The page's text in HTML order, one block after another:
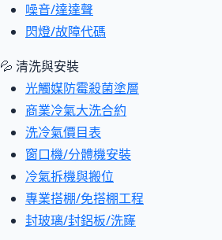
噪音/達達聲
閃燈/故障代碼
💦 清洗與安裝
光觸媒防霉殺菌塗層
商業冷氣大洗合約
洗冷氣價目表
窗口機/分體機安裝
冷氣拆機與搬位
專業搭棚/免搭棚工程
封玻璃/封鋁板/洗窿